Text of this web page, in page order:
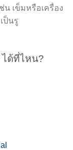
น เข็มหรือเครื่อง
ป็นรู
ด้ที่ไหน?